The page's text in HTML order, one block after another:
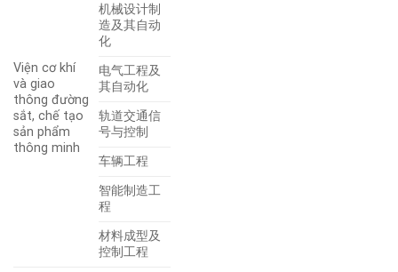
Viện cơ khí
và giao
thông đường
sắt, chế tạo
sản phẩm
thông minh
机械设计制
造及其自动
化
电气工程及
其自动化
轨道交通信
号与控制
车辆工程
智能制造工
程
材料成型及
控制工程